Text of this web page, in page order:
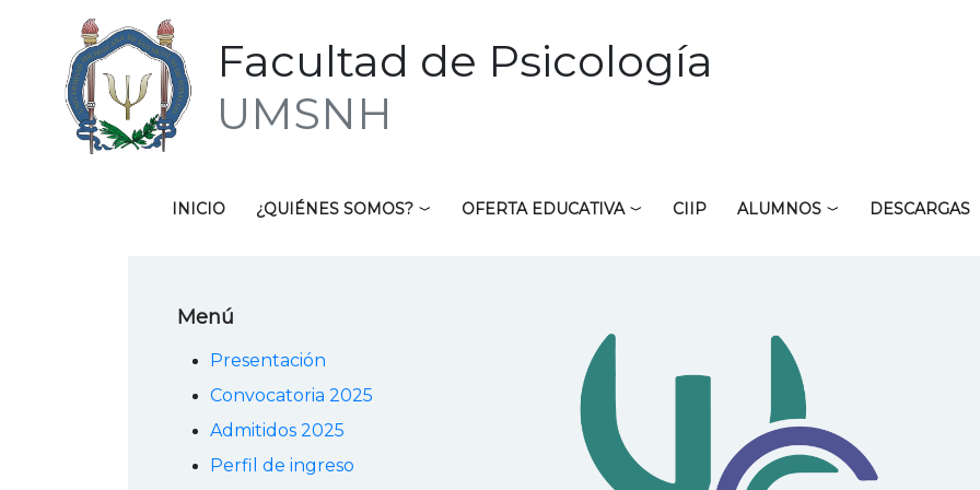
Facultad de Psicología
UMSNH
INICIO ¿QUIÉNES SOMOS? OFERTA EDUCATIVA CIIP ALUMNOS DESCARGAS
Menú
Presentación
Convocatoria 2025
Admitidos 2025
Perfil de ingreso